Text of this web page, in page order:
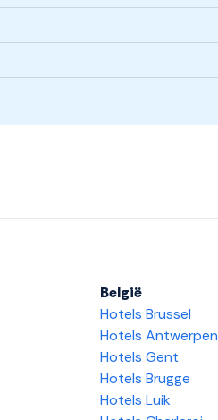
België
Hotels Brussel
Hotels Antwerpen
Hotels Gent
Hotels Brugge
Hotels Luik